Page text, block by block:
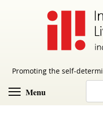
Promoting the self-
Menu